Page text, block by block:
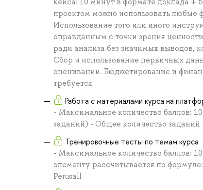
проектом можно использовать
Использование того или иного
оправданным с точки зрения
ради анализа без значимых выводов,
Сбор и использование первичных
оценивании. Бюджетирование и
требуется
Работа с материалами курса на
- Максимальное количество баллов:
заданий) - Общее количество
Тренировочные тесты по темам курса
- Максимальное количество баллов:
элементу рассчитывается по
Perusall